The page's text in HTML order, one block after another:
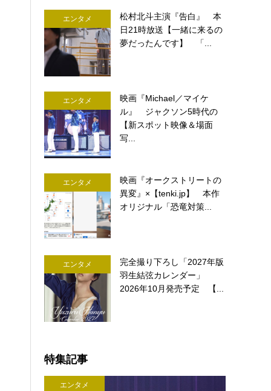
エンタメ
松村北斗主演『告白』 本
日21時放送【一緒に来るの
夢だったんです】 「...
エンタメ
映画『Michael／マイケ
ル』 ジャクソン5時代の
【新スポット映像＆場面
写...
エンタメ
映画『オークストリートの
異変』×【tenki.jp】 本作
オリジナル「恐竜対策...
エンタメ
完全撮り下ろし「2027年版
羽生結弦カレンダー」
2026年10月発売予定 【...
特集記事
エンタメ